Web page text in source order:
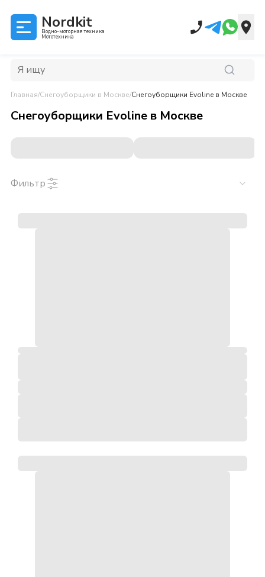
Nordkit
Водно-моторная техника
Мототехника
Главная/Снегоуборщики в Москве/Снегоуборщики Evoline в Москве
Снегоуборщики Evoline в Москве
Фильтр